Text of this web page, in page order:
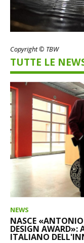
Copyright © TBW
TUTTE LE
NEWS
NASCE
DESIGN AWARD»:
ITALIANO